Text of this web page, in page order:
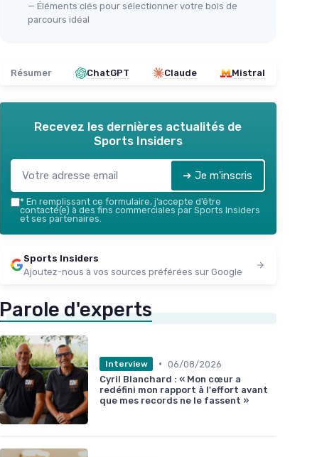
— Éléments clés pour sélectionner votre bois de
parcours idéal
Résumer ChatGPT Claude Mistral
Recevez les dernières actualités de
Sports Insiders
➔ Je m'inscris
* En remplissant ce formulaire, j’accepte d’être
contacté(e) à des fins commerciales par Sports Insiders
et ses partenaires.
Sports Insiders
Ajoutez-nous à vos sources préférées sur Google
Parole d'experts
Interview • 06/08/2026
Cyril Blanchard : « Mon cœur a
redéfini mon rapport à l'effort avant
que mes records ne le fassent »